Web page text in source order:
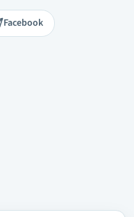
Facebook